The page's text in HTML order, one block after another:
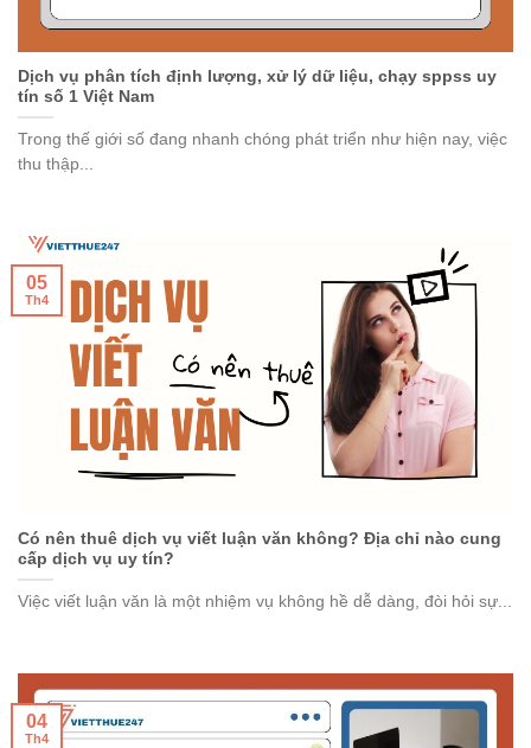
Dịch vụ phân tích định lượng, xử lý dữ liệu, chạy sppss uy
tín số 1 Việt Nam
Trong thế giới số đang nhanh chóng phát triển như hiện nay, việc
thu thập...
Có nên thuê dịch vụ viết luận văn không? Địa chỉ nào cung
cấp dịch vụ uy tín?
Việc viết luận văn là một nhiệm vụ không hề dễ dàng, đòi hỏi sự...
05
Th4
04
Th4